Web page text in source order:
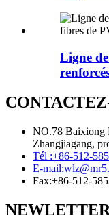
Ligne
NO.78 Baixiong
Zhangjiagang,
Tél :+86-512-
E-mail:
Fax:+86-512-